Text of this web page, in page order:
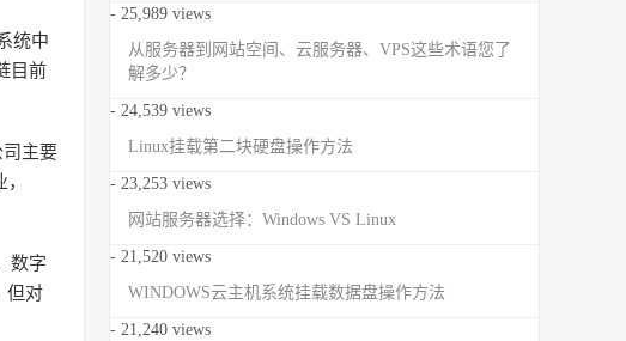
统中
目前
主要
数字
但对
- 25,989 views
从服务器到网站空间、云服务器、VPS这些术语您了
解多少？
- 24,539 views
Linux挂载第二块硬盘操作方法
- 23,253 views
网站服务器选择：Windows VS Linux
- 21,520 views
WINDOWS云主机系统挂载数据盘操作方法
- 21,240 views